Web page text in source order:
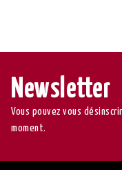
Newsletter
Vous pouvez vous
moment.